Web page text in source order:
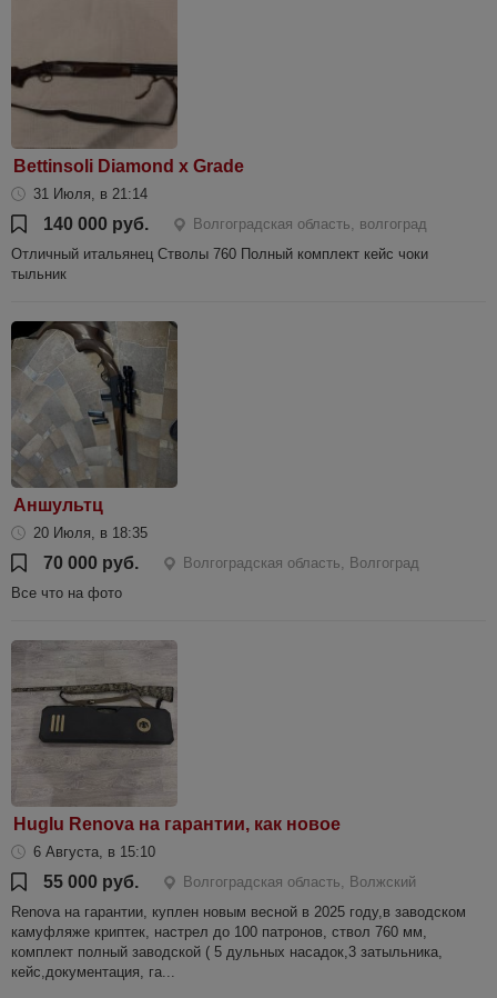
Bettinsoli Diamond x Grade
31 Июля, в 21:14
140 000 руб.
Волгоградская область, волгоград
Отличный итальянец Стволы 760 Полный комплект кейс чоки
тыльник
Аншультц
20 Июля, в 18:35
70 000 руб.
Волгоградская область, Волгоград
Все что на фото
Huglu Renova на гарантии, как новое
6 Августа, в 15:10
55 000 руб.
Волгоградская область, Волжский
Renova на гарантии, куплен новым весной в 2025 году,в заводском
камуфляже криптек, настрел до 100 патронов, ствол 760 мм,
комплект полный заводской ( 5 дульных насадок,3 затыльника,
кейс,документация, га...